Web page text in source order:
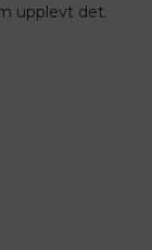
upplevt det.